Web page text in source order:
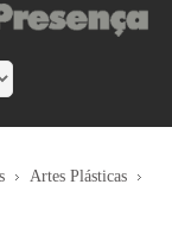
Artes Plásticas